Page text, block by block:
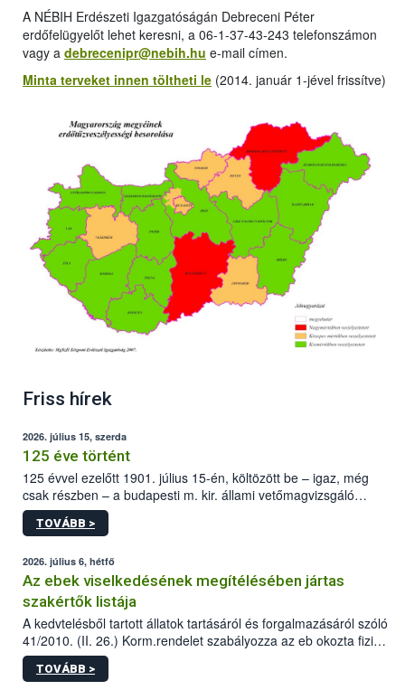
A NÉBIH Erdészeti Igazgatóságán Debreceni Péter
erdőfelügyelőt lehet keresni, a 06-1-37-43-243 telefonszámon
vagy a debrecenipr@nebih.hu e-mail címen.
Minta terveket innen töltheti le (2014. január 1-jével frissítve)
Friss hírek
2026. július 15, szerda
125 éve történt
125 évvel ezelőtt 1901. július 15-én, költözött be – igaz, még
csak részben – a budapesti m. kir. állami vetőmagvizsgáló
állomás a Kis Rókus utca 15. szám alatti, Czigler Győző által
tervezett új épületébe.
TOVÁBB >
2026. július 6, hétfő
Az ebek viselkedésének megítélésében jártas
szakértők listája
A kedvtelésből tartott állatok tartásáról és forgalmazásáról szóló
41/2010. (II. 26.) Korm.rendelet szabályozza az eb okozta fizikai
sérülés, illetve ennek veszélye keletkezésekor felmerülő
hatósági feladatokat, valamint a veszélyes eb tartását és annak
TOVÁBB >